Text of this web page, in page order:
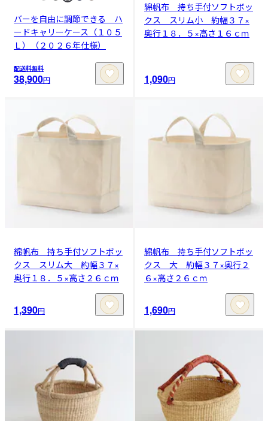
バーを自由に調節できる ハ
ードキャリーケース（１０５
Ｌ）（２０２６年仕様）
配送料無料
38,900円
綿帆布 持ち手付ソフトボッ
クス スリム小 約幅３７×
奥行１８．５×高さ１６ｃｍ
1,090円
綿帆布 持ち手付ソフトボッ
クス スリム大 約幅３７×
奥行１８．５×高さ２６ｃｍ
1,390円
綿帆布 持ち手付ソフトボッ
クス 大 約幅３７×奥行２
６×高さ２６ｃｍ
1,690円